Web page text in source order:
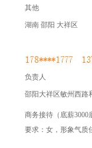
其他
湖南 邵阳 大祥区
负责人
邵阳大祥区敏州西路
商务接待（底薪3000
要求：女，形象气质